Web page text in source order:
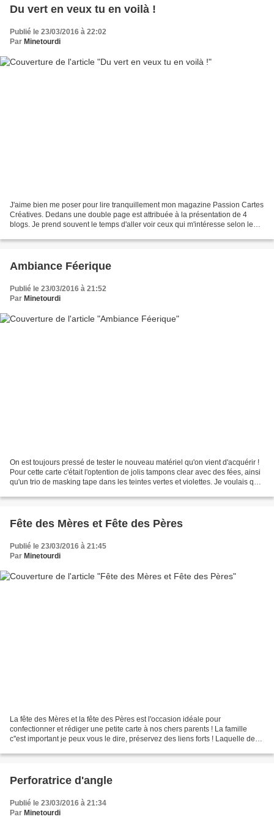
Du vert en veux tu en voilà !
Publié le 23/03/2016 à 22:02
Par Minetourdi
J'aime bien me poser pour lire tranquillement mon magazine Passion Cartes
Créatives. Dedans une double page est attribuée à la présentation de 4
blogs. Je prend souvent le temps d'aller voir ceux qui m'intéresse selon le
Ambiance Féerique
Publié le 23/03/2016 à 21:52
Par Minetourdi
On est toujours pressé de tester le nouveau matériel qu'on vient d'acquérir !
Pour cette carte c'était l'optention de jolis tampons clear avec des fées, ainsi
qu'un trio de masking tape dans les teintes vertes et violettes. Je voulais que
Fête des Mères et Fête des Pères
Publié le 23/03/2016 à 21:45
Par Minetourdi
La fête des Mères et la fête des Pères est l'occasion idéale pour
confectionner et rédiger une petite carte à nos chers parents ! La famille
c''est important je peux vous le dire, préservez des liens forts ! Laquelle de
Perforatrice d'angle
Publié le 23/03/2016 à 21:34
Par Minetourdi